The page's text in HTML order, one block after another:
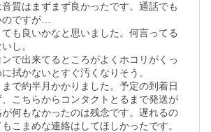
質はまずまず良かったです。通話でも
ですが…
も良いかなと思いました。何言ってる
し。
で出来てるところがよくホコリがくっ
拭かないとすぐ汚くなりそう。
で約半月かかりました。予定の到着日
こちらからコンタクトとるまで発送が
何もなかったのは残念です。遅れるの
こまめな連絡はしてほしかったです。